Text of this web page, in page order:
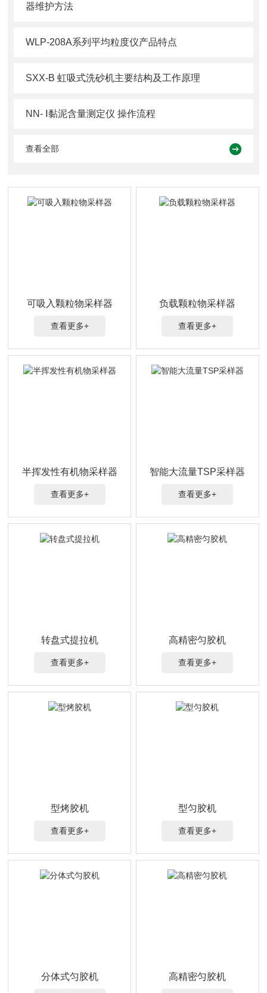
器维护方法
WLP-208A系列平均粒度仪产品特点
SXX-B 虹吸式洗砂机主要结构及工作原理
NN- Ⅰ黏泥含量测定仪 操作流程
查看全部
可吸入颗粒物采样器
查看更多+
负载颗粒物采样器
查看更多+
半挥发性有机物采样器
查看更多+
智能大流量TSP采样器
查看更多+
转盘式提拉机
查看更多+
高精密匀胶机
查看更多+
型烤胶机
查看更多+
型匀胶机
查看更多+
分体式匀胶机 高精密匀胶机